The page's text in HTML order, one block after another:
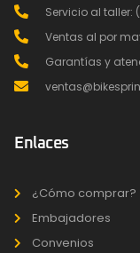
Servicio al taller:
Ventas al por
Garantías y
Enlaces
¿Cómo comprar?
Embajadores
Convenios